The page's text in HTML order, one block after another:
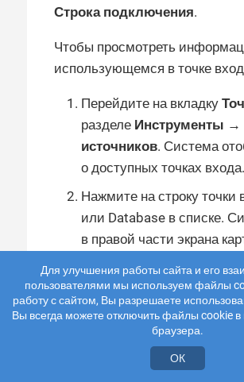
Строка подключения.
Чтобы просмотреть
использующемся в точке
Перейдите на вкладку
разделе Инструменты →
источников. Система
о доступных точках входа.
Нажмите на строку точки
или Database в списке.
в правой части экрана
Нажмите на значение
подключенияв карточке
Система откроет
и отобразит
который используется в
Для улучшения работы сайта и его
пользователями мы используем файлы
работу с сайтом, Вы разрешаете
Вы всегда можете отключить файлы cookie в
браузера.
ОК